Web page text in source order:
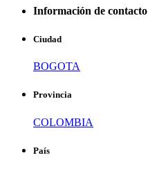
Información de contacto
Ciudad
BOGOTA
Provincia
COLOMBIA
País